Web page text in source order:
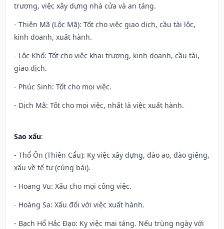
trương, việc xây dựng nhà cửa và an táng.
- Thiên Mã (Lộc Mã): Tốt cho việc giao dịch, cầu tài lộc,
kinh doanh, xuất hành.
- Lộc Khố: Tốt cho việc khai trương, kinh doanh, cầu tài,
giao dịch.
- Phúc Sinh: Tốt cho mọi việc.
- Dịch Mã: Tốt cho mọi việc, nhất là việc xuất hành.
Sao xấu:
- Thổ Ôn (Thiên Cẩu): Kỵ việc xây dựng, đào ao, đào giếng,
xấu về tế tự (cúng bái).
- Hoang Vu: Xấu cho mọi công việc.
- Hoàng Sa: Xấu đối với việc xuất hành.
- Bạch Hổ Hắc Đạo: Kỵ việc mai táng. Nếu trùng ngày với